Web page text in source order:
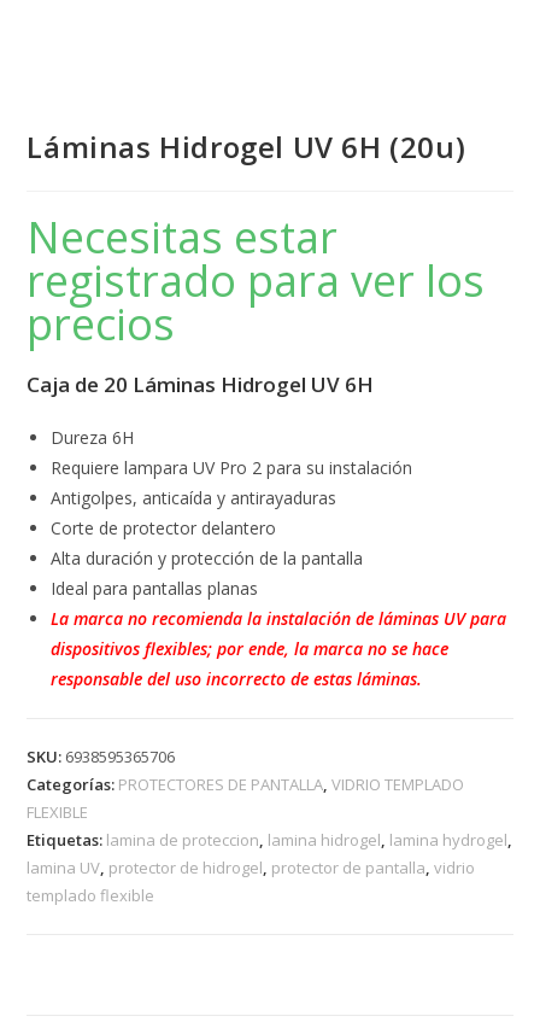
Láminas Hidrogel UV 6H (20u)
Necesitas estar
registrado para ver los
precios
Caja de 20 Láminas Hidrogel UV 6H
Dureza 6H
Requiere lampara UV Pro 2 para su instalación
Antigolpes, anticaída y antirayaduras
Corte de protector delantero
Alta duración y protección de la pantalla
Ideal para pantallas planas
La marca no recomienda la instalación de láminas UV para
dispositivos flexibles; por ende, la marca no se hace
responsable del uso incorrecto de estas láminas.
SKU: 6938595365706
Categorías: PROTECTORES DE PANTALLA,VIDRIO TEMPLADO
FLEXIBLE
Etiquetas: lamina de proteccion, lamina hidrogel, lamina hydrogel,
lamina UV, protector de hidrogel, protector de pantalla,vidrio
templado flexible